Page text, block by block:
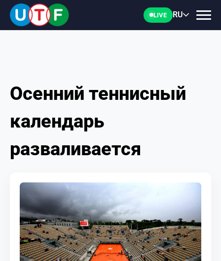
LIVE RU
ГЛАВНАЯ
ФТУ
НОВОСТИ
ПЕРСОНАЛИИ
МЕДИА
КОРТЫ
Осенний теннисный
календарь
разваливается